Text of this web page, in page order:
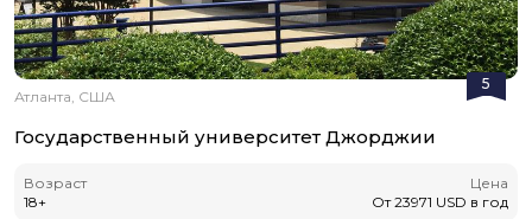
5
Атланта, США
Государственный университет Джорджии
Возраст
18+
Цена
От 23971 USD в год